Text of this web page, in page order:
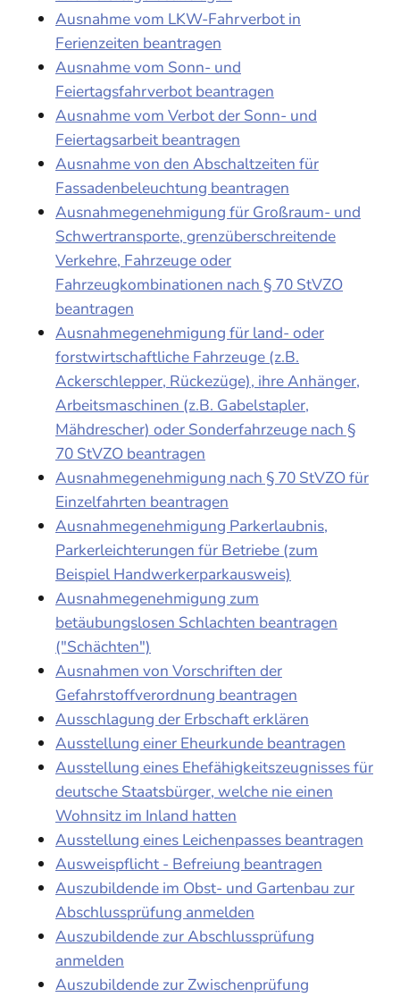
Ausnahme vom LKW-Fahrverbot in
Ferienzeiten beantragen
Ausnahme vom Sonn- und
Feiertagsfahrverbot beantragen
Ausnahme vom Verbot der Sonn- und
Feiertagsarbeit beantragen
Ausnahme von den Abschaltzeiten für
Fassadenbeleuchtung beantragen
Ausnahmegenehmigung für Großraum- und
Schwertransporte, grenzüberschreitende
Verkehre, Fahrzeuge oder
Fahrzeugkombinationen nach § 70 StVZO
beantragen
Ausnahmegenehmigung für land- oder
forstwirtschaftliche Fahrzeuge (z.B.
Ackerschlepper, Rückezüge), ihre Anhänger,
Arbeitsmaschinen (z.B. Gabelstapler,
Mähdrescher) oder Sonderfahrzeuge nach §
70 StVZO beantragen
Ausnahmegenehmigung nach § 70 StVZO für
Einzelfahrten beantragen
Ausnahmegenehmigung Parkerlaubnis,
Parkerleichterungen für Betriebe (zum
Beispiel Handwerkerparkausweis)
Ausnahmegenehmigung zum
betäubungslosen Schlachten beantragen
("Schächten")
Ausnahmen von Vorschriften der
Gefahrstoffverordnung beantragen
Ausschlagung der Erbschaft erklären
Ausstellung einer Eheurkunde beantragen
Ausstellung eines Ehefähigkeitszeugnisses für
deutsche Staatsbürger, welche nie einen
Wohnsitz im Inland hatten
Ausstellung eines Leichenpasses beantragen
Ausweispflicht - Befreiung beantragen
Auszubildende im Obst- und Gartenbau zur
Abschlussprüfung anmelden
Auszubildende zur Abschlussprüfung
anmelden
Auszubildende zur Zwischenprüfung